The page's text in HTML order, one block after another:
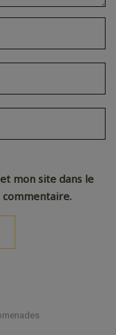
mon site dans le